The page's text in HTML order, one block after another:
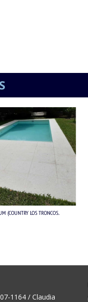
(COUNTRY LOS TRONCOS...
1164 / Claudia